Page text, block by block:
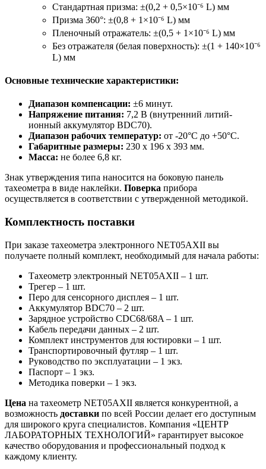
Стандартная призма: ±(0,2 + 0,5×10⁻⁶ L) мм
Призма 360°: ±(0,8 + 1×10⁻⁶ L) мм
Пленочный отражатель: ±(0,5 + 1×10⁻⁶ L) мм
Без отражателя (белая поверхность): ±(1 + 140×10⁻⁶
L) мм
Основные технические характеристики:
Диапазон компенсации: ±6 минут.
Напряжение питания: 7,2 В (внутренний литий-
ионный аккумулятор BDC70).
Диапазон рабочих температур: от -20°C до +50°C.
Габаритные размеры: 230 x 196 x 393 мм.
Масса: не более 6,8 кг.
Знак утверждения типа наносится на боковую панель
тахеометра в виде наклейки. Поверка прибора
осуществляется в соответствии с утвержденной методикой.
Комплектность поставки
При заказе тахеометра электронного NET05AXII вы
получаете полный комплект, необходимый для начала работы:
Тахеометр электронный NET05AXII – 1 шт.
Трегер – 1 шт.
Перо для сенсорного дисплея – 1 шт.
Аккумулятор BDC70 – 2 шт.
Зарядное устройство CDC68/68A – 1 шт.
Кабель передачи данных – 2 шт.
Комплект инструментов для юстировки – 1 шт.
Транспортировочный футляр – 1 шт.
Руководство по эксплуатации – 1 экз.
Паспорт – 1 экз.
Методика поверки – 1 экз.
Цена на тахеометр NET05AXII является конкурентной, а
возможность доставки по всей России делает его доступным
для широкого круга специалистов. Компания «ЦЕНТР
ЛАБОРАТОРНЫХ ТЕХНОЛОГИЙ» гарантирует высокое
качество оборудования и профессиональный подход к
каждому клиенту.